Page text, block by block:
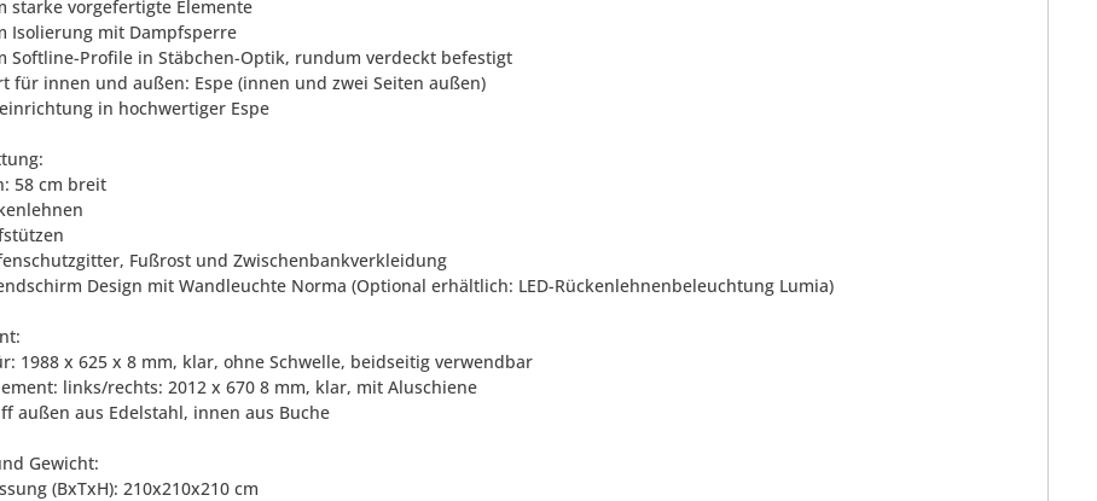
starke vorgefertigte Elemente
Isolierung mit Dampfsperre
Softline-Profile in Stäbchen-Optik, rundum verdeckt befestigt
für innen und außen: Espe (innen und zwei Seiten außen)
in hochwertiger Espe
58 cm breit
Fußrost und Zwischenbankverkleidung
Design mit Wandleuchte Norma (Optional erhältlich: LED-Rückenlehnenbeleuchtung Lumia)
1988 x 625 x 8 mm, klar, ohne Schwelle, beidseitig verwendbar
links/rechts: 2012 x 670 8 mm, klar, mit Aluschiene
außen aus Edelstahl, innen aus Buche
Gewicht:
(BxTxH): 210x210x210 cm